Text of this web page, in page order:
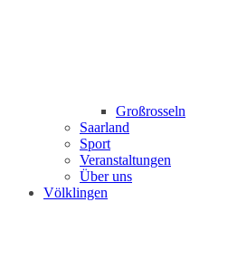
Großrosseln
Saarland
Sport
Veranstaltungen
Über uns
Völklingen